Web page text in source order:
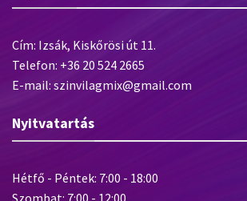
Cím: Izsák, Kiskőrösi út 11.
Telefon: +36 20 524 2665
E-mail: szinvilagmix@gmail.com
Nyitvatartás
Hétfő - Péntek: 7:00 - 18:00